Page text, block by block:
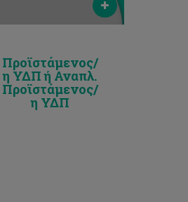
Προϊστάμενος/
η ΥΔΠ ή Αναπλ.
Προϊστάμενος/
η ΥΔΠ